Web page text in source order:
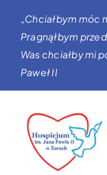
zawartości
„Chciałbym móc
Pragnąłbym
Was chciałby mi
Paweł II